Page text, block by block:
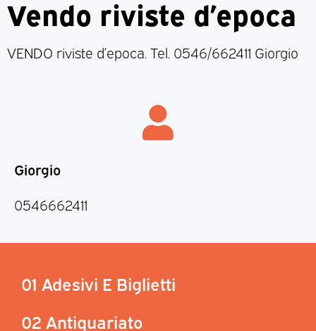
Vendo riviste d’epoca
VENDO riviste d’epoca. Tel. 0546/662411 Giorgio
Giorgio
0546662411
01 Adesivi E Biglietti
02 Antiquariato